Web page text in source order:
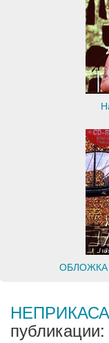
ОБЛОЖКА
публикации: